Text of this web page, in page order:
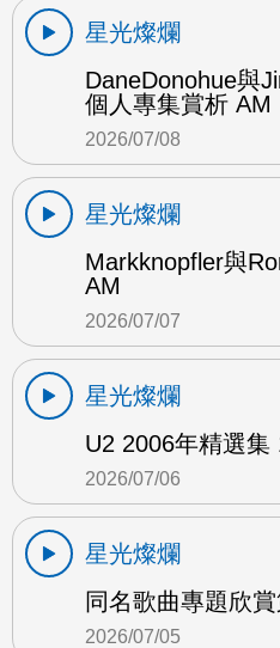
星光燦爛
DaneDonohue與
個人專集賞析 AM
2026/07/08
星光燦爛
Markknopfler與
AM
2026/07/07
星光燦爛
U2 2006年精選集
2026/07/06
星光燦爛
同名歌曲專題欣
2026/07/05